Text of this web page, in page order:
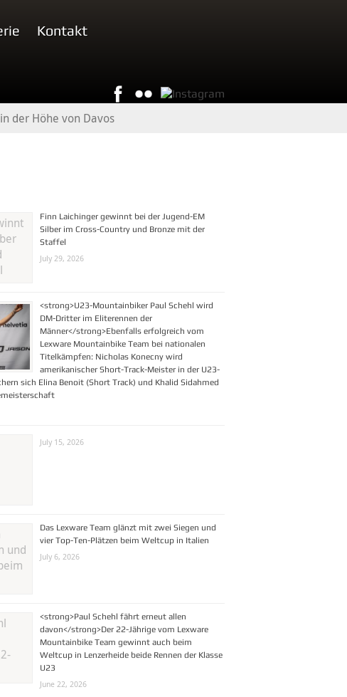
Kontakt
der Höhe von Davos
Finn Laichinger gewinnt bei der Jugend-EM
Silber im Cross-Country und Bronze mit der
Staffel
July 29, 2026
<strong>U23-Mountainbiker Paul Schehl wird
DM-Dritter im Eliterennen der
Männer</strong>Ebenfalls erfolgreich vom
Lexware Mountainbike Team bei nationalen
Titelkämpfen: Nicholas Konecny wird
amerikanischer Short-Track-Meister in der U23-
sich Elina Benoit (Short Track) und Khalid Sidahmed
July 15, 2026
Das Lexware Team glänzt mit zwei Siegen und
vier Top-Ten-Plätzen beim Weltcup in Italien
July 6, 2026
<strong>Paul Schehl fährt erneut allen
davon</strong>Der 22-Jährige vom Lexware
Mountainbike Team gewinnt auch beim
Weltcup in Lenzerheide beide Rennen der Klasse
U23
June 22, 2026